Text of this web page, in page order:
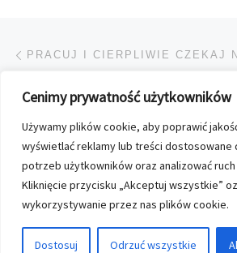
Cenimy prywatność użytkowników
Używamy plików cookie, aby poprawić
wyświetlać reklamy lub treści dostosowane
potrzeb użytkowników oraz analizować
Kliknięcie przycisku „Akceptuj wszystkie”
wykorzystywanie przez nas plików cookie.
Dostosuj Odrzuć wszystkie
Przeglądanie Wpisów
PRACUJ I CIERPLIWIE CZEKAJ
„GLAMOUR” Z
© 2026 Nasz Kolporter – Wszelkie